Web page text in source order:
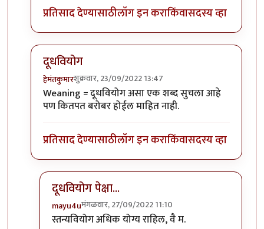
प्रतिसाद देण्यासाठीलॉग इन कराकिंवासदस्य व्हा
दूधवियोग
हेमंतकुमारशुक्रवार, 23/09/2022 13:47
In reply toनेहेमीसारखाच छान लेख. चाळीसbyशेखरमोघे
Weaning = दूधवियोग असा एक शब्द सुचला आहे
पण कितपत बरोबर होईल माहित नाही.
प्रतिसाद देण्यासाठीलॉग इन कराकिंवासदस्य व्हा
दूधवियोग पेक्षा...
mayu4uमंगळवार, 27/09/2022 11:10
In reply toदूधवियोगbyहेमंतकुमार
स्तन्यवियोग अधिक योग्य राहिल, वै म.